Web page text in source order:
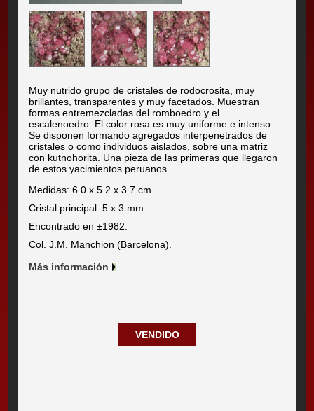
Muy nutrido grupo de cristales de rodocrosita, muy
brillantes, transparentes y muy facetados. Muestran
formas entremezcladas del romboedro y el
escalenoedro. El color rosa es muy uniforme e intenso.
Se disponen formando agregados interpenetrados de
cristales o como individuos aislados, sobre una matriz
con kutnohorita. Una pieza de las primeras que llegaron
de estos yacimientos peruanos.
Medidas: 6.0 x 5.2 x 3.7 cm.
Cristal principal: 5 x 3 mm.
Encontrado en ±1982.
Col. J.M. Manchion (Barcelona).
Más información
VENDIDO